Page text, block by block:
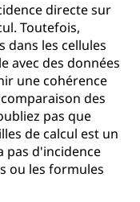
directe sur
Toutefois,
dans les cellules
avec des données
une cohérence
des
pas que
de calcul est un
pas d'incidence
ou les formules